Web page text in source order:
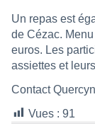
Un repas est
de Cézac.
euros. Les
assiettes et
Contact
Vues : 91